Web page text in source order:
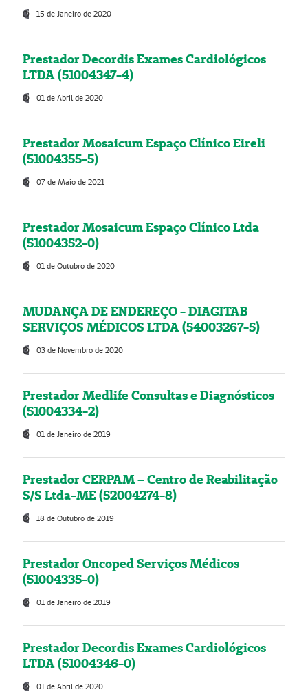
15 de Janeiro de 2020
Prestador Decordis Exames Cardiológicos
LTDA (51004347-4)
01 de Abril de 2020
Prestador Mosaicum Espaço Clínico Eireli
(51004355-5)
07 de Maio de 2021
Prestador Mosaicum Espaço Clínico Ltda
(51004352-0)
01 de Outubro de 2020
MUDANÇA DE ENDEREÇO - DIAGITAB
SERVIÇOS MÉDICOS LTDA (54003267-5)
03 de Novembro de 2020
Prestador Medlife Consultas e Diagnósticos
(51004334-2)
01 de Janeiro de 2019
Prestador CERPAM – Centro de Reabilitação
S/S Ltda-ME (52004274-8)
18 de Outubro de 2019
Prestador Oncoped Serviços Médicos
(51004335-0)
01 de Janeiro de 2019
Prestador Decordis Exames Cardiológicos
LTDA (51004346-0)
01 de Abril de 2020